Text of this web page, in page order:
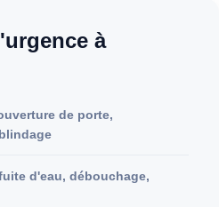
à
de porte,
d'eau, débouchage,